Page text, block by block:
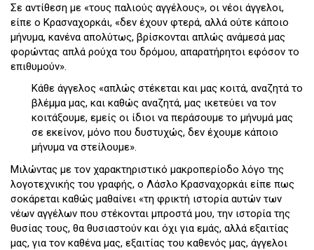
Σε αντίθεση με «τους παλιούς αγγέλους», οι νέοι άγγελοι,
είπε ο Κρασναχορκάι, «δεν έχουν φτερά, αλλά ούτε κάποιο
μήνυμα, κανένα απολύτως, βρίσκονται απλώς ανάμεσά μας
φορώντας απλά ρούχα του δρόμου, απαρατήρητοι εφόσον το
επιθυμούν».
Κάθε άγγελος «απλώς στέκεται και μας κοιτά, αναζητά το
βλέμμα μας, και καθώς αναζητά, μας ικετεύει να τον
κοιτάξουμε, εμείς οι ίδιοι να περάσουμε το μήνυμά μας
σε εκείνον, μόνο που δυστυχώς, δεν έχουμε κάποιο
μήνυμα να στείλουμε».
Μιλώντας με τον χαρακτηριστικό μακροπερίοδο λόγο της
λογοτεχνικής του γραφής, ο Λάσλο Κρασναχορκάι είπε πως
σοκάρεται καθώς μαθαίνει «τη φρικτή ιστορία αυτών των
νέων αγγέλων που στέκονται μπροστά μου, την ιστορία της
θυσίας τους, θα θυσιαστούν και όχι για εμάς, αλλά εξαιτίας
μας, για τον καθένα μας, εξαιτίας του καθενός μας, άγγελοι